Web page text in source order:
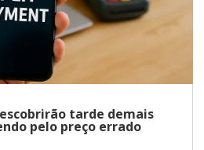
tarde demais
pelo preço errado